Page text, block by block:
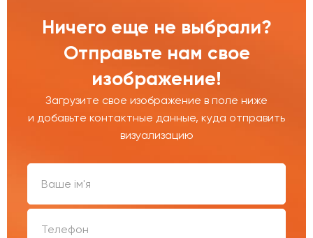
Ничего еще не выбрали?
Отправьте нам свое
изображение!
Загрузите свое изображение в поле ниже
и добавьте контактные данные, куда отправить
визуализацию